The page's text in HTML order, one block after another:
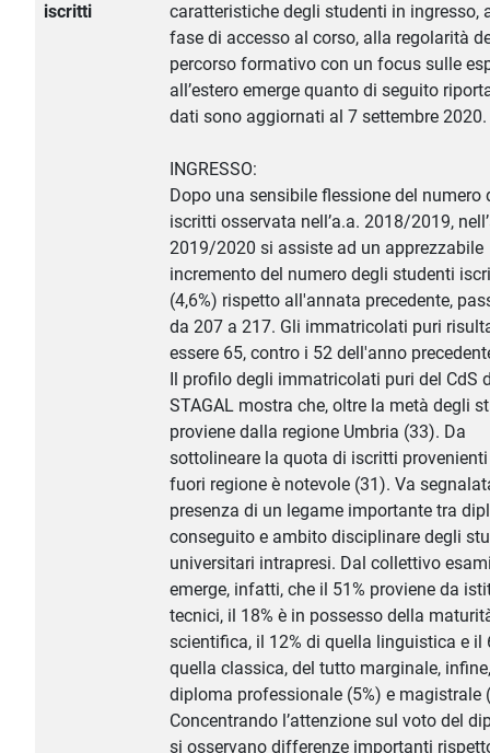
iscritti
caratteristiche degli studenti in ingresso,
fase di accesso al corso, alla regolarità
percorso formativo con un focus sulle
all’estero emerge quanto di seguito
dati sono aggiornati al 7 settembre 2020.
INGRESSO:
Dopo una sensibile flessione del numero
iscritti osservata nell’a.a. 2018/2019,
2019/2020 si assiste ad un apprezzabile
incremento del numero degli studenti
(4,6%) rispetto all'annata precedente,
da 207 a 217. Gli immatricolati puri
essere 65, contro i 52 dell'anno
Il profilo degli immatricolati puri del CdS
STAGAL mostra che, oltre la metà degli
proviene dalla regione Umbria (33). Da
sottolineare la quota di iscritti
fuori regione è notevole (31). Va
presenza di un legame importante tra
conseguito e ambito disciplinare degli
universitari intrapresi. Dal collettivo
emerge, infatti, che il 51% proviene da
tecnici, il 18% è in possesso della
scientifica, il 12% di quella linguistica e il
quella classica, del tutto marginale,
diploma professionale (5%) e magistrale
Concentrando l’attenzione sul voto del
si osservano differenze importanti